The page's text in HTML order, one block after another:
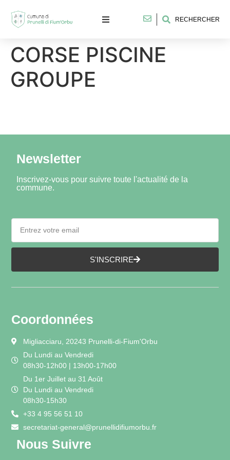
RECHERCHER
CORSE PISCINE
GROUPE
Newsletter
Inscrivez-vous pour suivre toute l'actualité de la
commune.
S'INSCRIRE
Coordonnées
Migliacciaru, 20243 Prunelli-di-Fium'Orbu
Du Lundi au Vendredi
08h30-12h00 | 13h00-17h00
Du 1er Juillet au 31 Août
Du Lundi au Vendredi
08h30-15h30
+33 4 95 56 51 10
secretariat-general@prunellidifiumorbu.fr
Nous Suivre